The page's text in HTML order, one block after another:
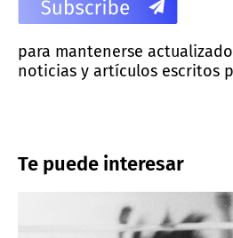
para mantenerse
noticias y artículos escritos
Te puede interesar